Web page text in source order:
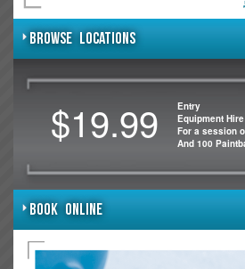
BROWSE LOCATIONS
$19.99
Entry
Equipment Hire
For a session
And 100
BOOK ONLINE